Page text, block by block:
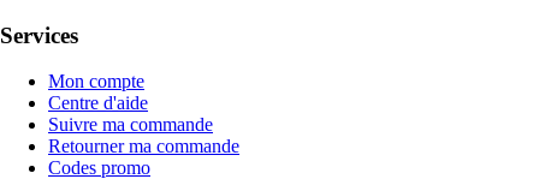
Services
Mon compte
Centre d'aide
Suivre ma commande
Retourner ma commande
Codes promo